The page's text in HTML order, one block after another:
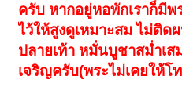
ครับ หากอยู่หอพักเราก็มี
ไว้ให้สูงดูเหมาะสม ไม่ติด
ปลายเท้า หมั่นบูชาสม่ำเ
เจริญครับ(พระไม่เคยให้โ